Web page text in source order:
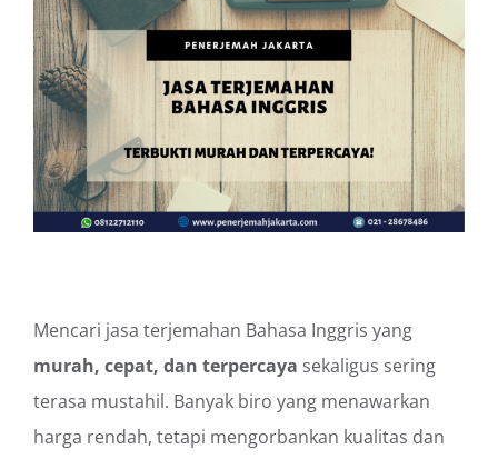
Mencari jasa terjemahan Bahasa Inggris yang
murah, cepat, dan terpercaya sekaligus sering
terasa mustahil. Banyak biro yang menawarkan
harga rendah, tetapi mengorbankan kualitas dan